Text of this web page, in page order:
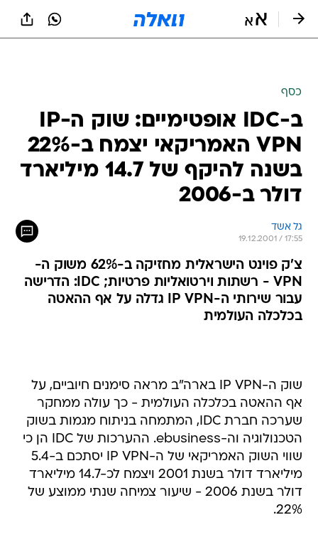
כסף
ב-IDC אופטימיים: שוק ה-IP
VPN האמריקאי יצמח ב-22%
בשנה להיקף של 14.7 מיליארד
דולר ב-2006
גל אשד
19.12.2001 / 17:55
צ'ק פוינט הישראלית מחזיקה ב-62% משוק ה-
VPN - רשתות וירטואליות פרטיות; IDC: הדרישה
עבור שירותי ה-IP VPN גדלה על אף ההאטה
בכלכלה העולמית
שוק ה-IP VPN בארה"ב מראה סימנים חיוביים, על
אף ההאטה בכלכלה העולמית - כך עולה ממחקר
שערכה חברת IDC, המתמחה בניתוח מגמות בשוק
הטכנולוגיה וה-ebusiness. ההערכות של IDC הן כי
שווי השוק האמריקאי של ה-IP VPN יסתכם ב-5.4
מיליארד דולר בשנת 2001 ויצמח לכ-14.7 מיליארד
דולר בשנת 2006 - שיעור צמיחה שנתי ממוצע של
22%.